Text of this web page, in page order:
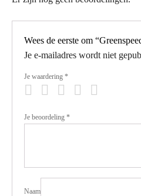
Wees de eerste om
Je e-mailadres wordt niet
Je waardering *
Je beoordeling *
Naam